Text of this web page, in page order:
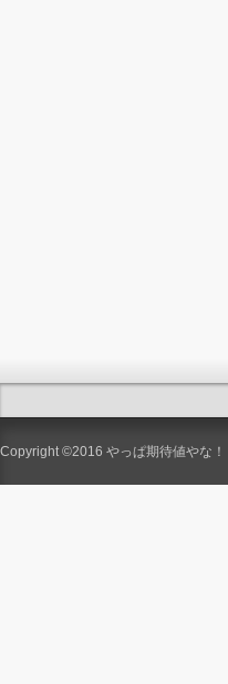
Copyright ©2016 やっぱ期待値やな！